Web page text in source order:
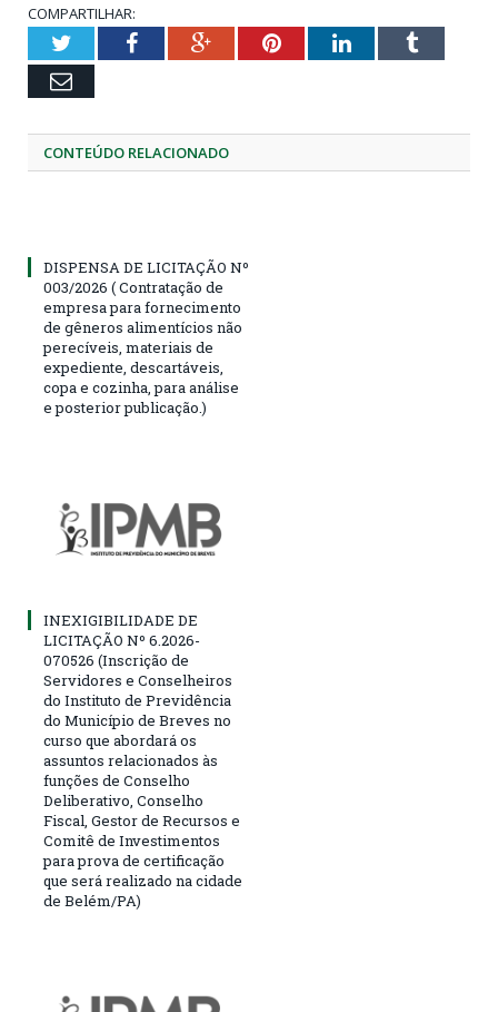
COMPARTILHAR:
TwitterFacebookGoogle+PinterestLinkedInTumblr
Email
CONTEÚDO RELACIONADO
DISPENSA DE LICITAÇÃO Nº
003/2026 ( Contratação de
empresa para fornecimento
de gêneros alimentícios não
perecíveis, materiais de
expediente, descartáveis,
copa e cozinha, para análise
e posterior publicação.)
INEXIGIBILIDADE DE
LICITAÇÃO Nº 6.2026-
070526 (Inscrição de
Servidores e Conselheiros
do Instituto de Previdência
do Município de Breves no
curso que abordará os
assuntos relacionados às
funções de Conselho
Deliberativo, Conselho
Fiscal, Gestor de Recursos e
Comitê de Investimentos
para prova de certificação
que será realizado na cidade
de Belém/PA)